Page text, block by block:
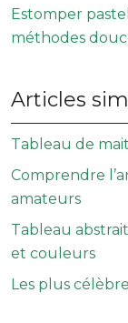
Estomper
méthodes
Articles
Tableau de
Comprendre
amateurs
Tableau
et couleurs
Les plus